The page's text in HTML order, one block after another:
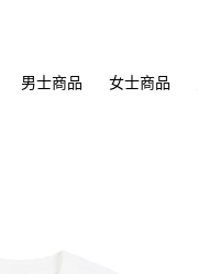
男士商品 女士商品